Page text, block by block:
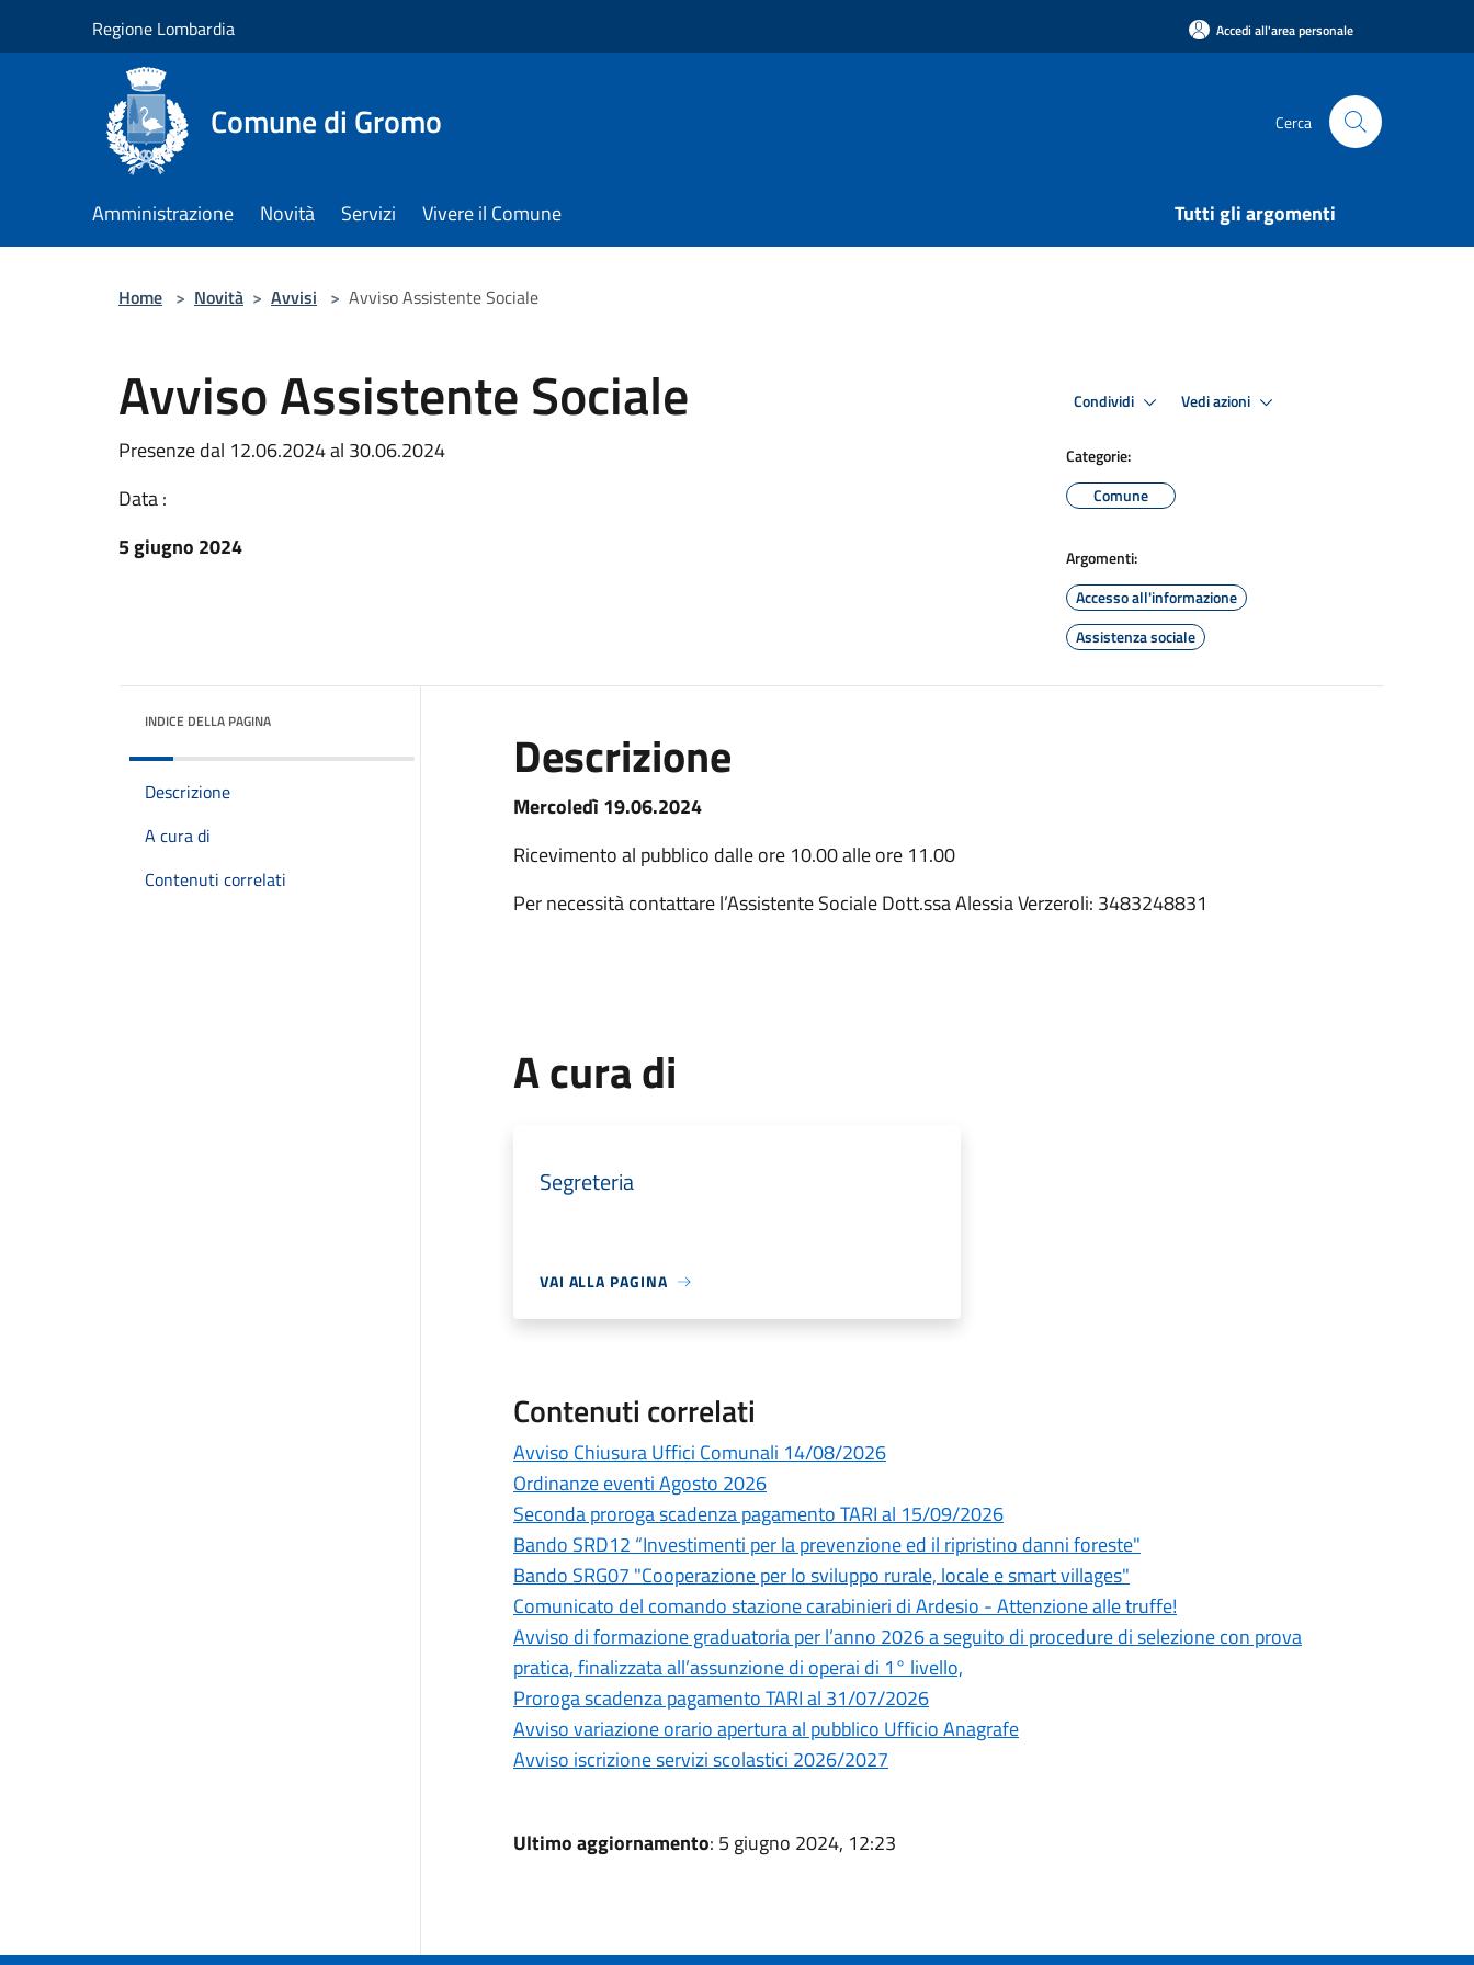
Regione Lombardia Accedi all'area personale
Comune di Gromo Cerca
Amministrazione Novità Servizi Vivere il Comune Tutti gli argomenti
Home > Novità > Avvisi > Avviso Assistente Sociale
Avviso Assistente Sociale
Presenze dal 12.06.2024 al 30.06.2024
Data :
5 giugno 2024
Condividi Vedi azioni
Categorie:
Comune
Argomenti:
Accesso all'informazione
Assistenza sociale
INDICE DELLA PAGINA
Descrizione
A cura di
Contenuti correlati
Descrizione
Mercoledì 19.06.2024
Ricevimento al pubblico dalle ore 10.00 alle ore 11.00
Per necessità contattare l’Assistente Sociale Dott.ssa Alessia Verzeroli: 3483248831
A cura di
Segreteria
VAI ALLA PAGINA
Contenuti correlati
Avviso Chiusura Uffici Comunali 14/08/2026
Ordinanze eventi Agosto 2026
Seconda proroga scadenza pagamento TARI al 15/09/2026
Bando SRD12 “Investimenti per la prevenzione ed il ripristino danni foreste"
Bando SRG07 "Cooperazione per lo sviluppo rurale, locale e smart villages"
Comunicato del comando stazione carabinieri di Ardesio - Attenzione alle truffe!
Avviso di formazione graduatoria per l’anno 2026 a seguito di procedure di selezione con prova
pratica, finalizzata all’assunzione di operai di 1° livello,
Proroga scadenza pagamento TARI al 31/07/2026
Avviso variazione orario apertura al pubblico Ufficio Anagrafe
Avviso iscrizione servizi scolastici 2026/2027
Ultimo aggiornamento: 5 giugno 2024, 12:23